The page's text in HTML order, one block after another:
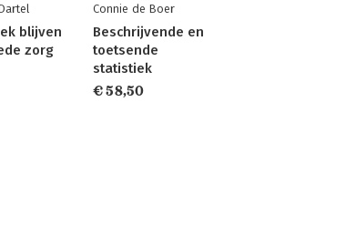
blijven
zorg
Connie de Boer
Beschrijvende en
toetsende
statistiek
€ 58,50